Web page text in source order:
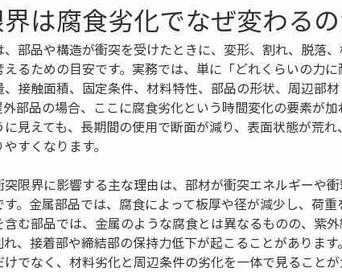
は腐食劣化でなぜ変わる
部品や構造が衝突を受けたときに、変形、割れ、脱落
るための目安です。実務では、単に「どれくらいの力
接触面積、固定条件、材料特性、部品の形状、周辺部
外部品の場合、ここに腐食劣化という時間変化の要素が
見えても、長期間の使用で断面が減り、表面状態が荒
すくなります。
突限界に影響する主な理由は、部材が衝突エネルギーや
す。金属部品では、腐食によって板厚や径が減少し、荷
含む部品では、金属のような腐食とは異なるものの、紫
れ、接着部や締結部の保持力低下が起こることがありま
でなく、材料劣化と周辺条件の劣化を一体で見ることが